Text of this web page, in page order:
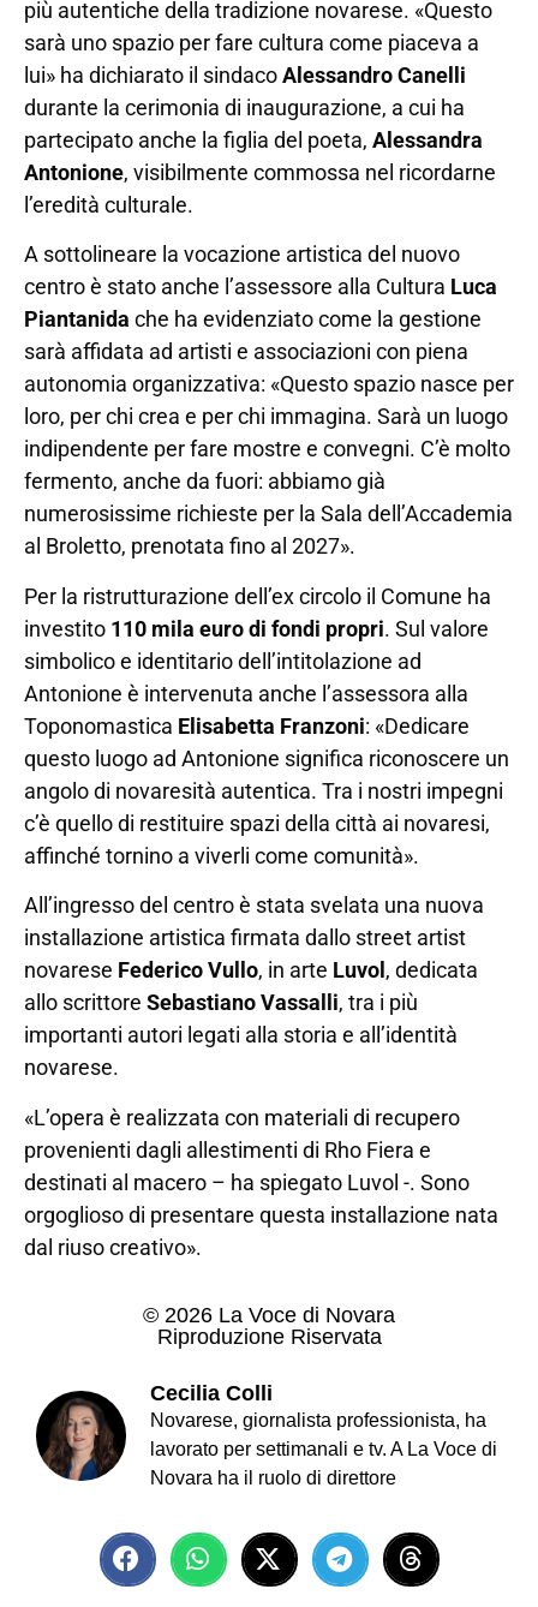
più autentiche della tradizione novarese. «Questo
sarà uno spazio per fare cultura come piaceva a
lui» ha dichiarato il sindacoAlessandro Canelli
durante la cerimonia di inaugurazione, a cui ha
partecipato anche la figlia del poeta, Alessandra
Antonione, visibilmente commossa nel ricordarne
l’eredità culturale.
A sottolineare la vocazione artistica del nuovo
centro è stato anche l’assessore alla Cultura Luca
Piantanida che ha evidenziato come la gestione
sarà affidata ad artisti e associazioni con piena
autonomia organizzativa: «Questo spazio nasce per
loro, per chi crea e per chi immagina. Sarà un luogo
indipendente per fare mostre e convegni. C’è molto
fermento, anche da fuori: abbiamo già
numerosissime richieste per la Sala dell’Accademia
al Broletto, prenotata fino al 2027».
Per la ristrutturazione dell’ex circolo il Comune ha
investito 110 mila euro di fondi propri. Sul valore
simbolico e identitario dell’intitolazione ad
Antonione è intervenuta anche l’assessora alla
Toponomastica Elisabetta Franzoni: «Dedicare
questo luogo ad Antonione significa riconoscere un
angolo di novaresità autentica. Tra i nostri impegni
c’è quello di restituire spazi della città ai novaresi,
affinché tornino a viverli come comunità».
All’ingresso del centro è stata svelata una nuova
installazione artistica firmata dallo street artist
novarese Federico Vullo, in arte Luvol , dedicata
allo scrittore Sebastiano Vassalli, tra i più
importanti autori legati alla storia e all’identità
novarese.
«L’opera è realizzata con materiali di recupero
provenienti dagli allestimenti di Rho Fiera e
destinati al macero – ha spiegato Luvol -. Sono
orgoglioso di presentare questa installazione nata
dal riuso creativo».
© 2026 La Voce di Novara
Riproduzione Riservata
Cecilia Colli
Novarese, giornalista professionista, ha
lavorato per settimanali e tv. A La Voce di
Novara ha il ruolo di direttore